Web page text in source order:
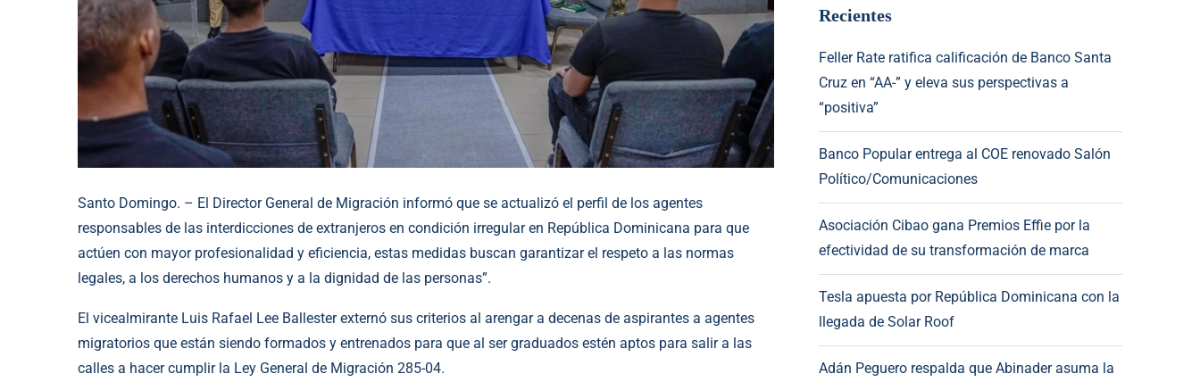
Santo Domingo. – El Director General de Migración informó que se actualizó el perfil de los agentes
responsables de las interdicciones de extranjeros en condición irregular en República Dominicana para que
actúen con mayor profesionalidad y eficiencia, estas medidas buscan garantizar el respeto a las normas
legales, a los derechos humanos y a la dignidad de las personas”.
El vicealmirante Luis Rafael Lee Ballester externó sus criterios al arengar a decenas de aspirantes a agentes
migratorios que están siendo formados y entrenados para que al ser graduados estén aptos para salir a las
calles a hacer cumplir la Ley General de Migración 285-04.
Recientes
Feller Rate ratifica calificación de Banco Santa
Cruz en “AA-” y eleva sus perspectivas a
“positiva”
Banco Popular entrega al COE renovado Salón
Político/Comunicaciones
Asociación Cibao gana Premios Effie por la
efectividad de su transformación de marca
Tesla apuesta por República Dominicana con la
llegada de Solar Roof
Adán Peguero respalda que Abinader asuma la